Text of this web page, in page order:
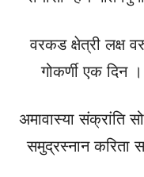
वरकड क्षेत्री लक्ष
गोकर्णी एक दिन
अमावास्या संक्रांति
समुद्रस्नान करिता